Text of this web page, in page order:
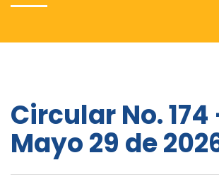
Circular No. 174
Mayo 29 de